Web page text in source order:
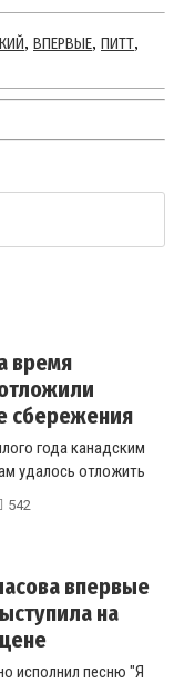
, ВПЕРВЫЕ, ПИТТ,
время
сбережения
года канадским
удалось отложить
долларов
542
впервые
на
исполнил песню "Я